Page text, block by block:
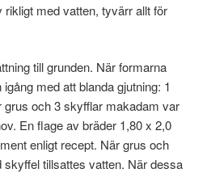
rikligt med vatten, tyvärr allt för
till grunden. När formarna
med att blanda gjutning: 1
och 3 skyfflar makadam var
En flage av bräder 1,80 x 2,0
enligt recept. När grus och
tillsattes vatten. När dessa